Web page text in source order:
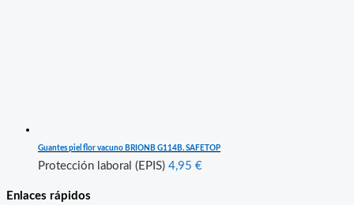
Guantes piel flor vacuno BRIONB G114B. SAFETOP
Protección laboral (EPIS) 4,95 €
Enlaces rápidos